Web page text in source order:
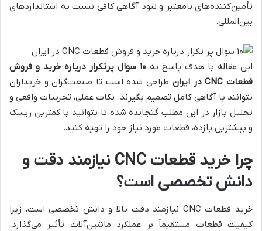
تأمین‌کننده‌های نامعتبر و نبود آگاهی کافی نسبت به استانداردهای
بین‌المللی.
این مقاله با هدف پاسخ به
۱۰ سوال پرتکرار درباره خرید و فروش
قطعات CNC در ایران
طراحی شده است تا صنعت‌گران و خریداران
بتوانند با آگاهی کامل تصمیم بگیرند. نکات عملی، تجربیات واقعی و
تحلیل بازار در این مطلب گنجانده شده تا بتوانید با کمترین ریسک
و بیشترین بازده، قطعات مورد نیاز خود را تهیه کنید.
چرا خرید قطعات CNC نیازمند دقت و
دانش تخصصی است؟
خرید قطعات CNC نیازمند دقت بالا و دانش تخصصی است، زیرا
کیفیت قطعات مستقیماً بر عملکرد ماشین‌آلات تأثیر می‌گذارد.